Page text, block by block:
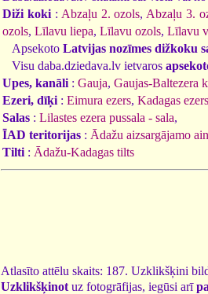
Diži koki: Abzaļu 2. ozols, Abzaļu 3.
ozols, Līlavu liepa, Līlavu ozols, Līlavu
Apsekoto Latvijas nozīmes dižkoku
Visu daba.dziedava.lv ietvaros
Upes, kanāli : Gauja, Gaujas-Baltezera
Ezeri, dīķi : Eimura ezers, Kadagas ezers
Salas : Lilastes ezera pussala - sala,
ĪAD teritorijas : Ādažu aizsargājamo
Tilti : Ādažu-Kadagas tilts
Atlasīto attēlu skaits: 187. Uzklikšķini
Uzklikšķinot uz fotogrāfijas, iegūsi arī